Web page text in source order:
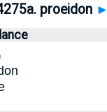
proeidon ►